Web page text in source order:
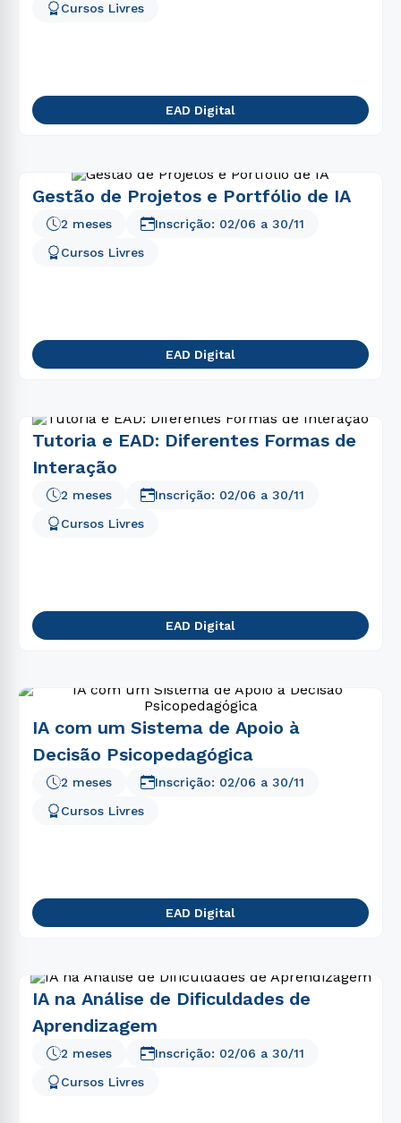
Cursos Livres
EAD Digital
Gestão de Projetos e Portfólio de IA
2 meses
Cursos Livres
Inscrição: 02/06 a 30/11
EAD Digital
Tutoria e EAD: Diferentes Formas de
Interação
Cursos Livres
2 meses Inscrição: 02/06 a 30/11
EAD Digital
IA com um Sistema de Apoio à
Decisão Psicopedagógica
2 meses
Cursos Livres
Inscrição: 02/06 a 30/11
EAD Digital
IA na Análise de Dificuldades de
Aprendizagem
2 meses
Cursos Livres
Inscrição: 02/06 a 30/11